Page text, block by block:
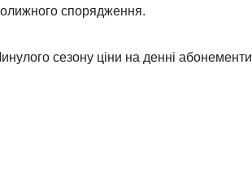
спорядження.
сезону ціни на денні абонементи